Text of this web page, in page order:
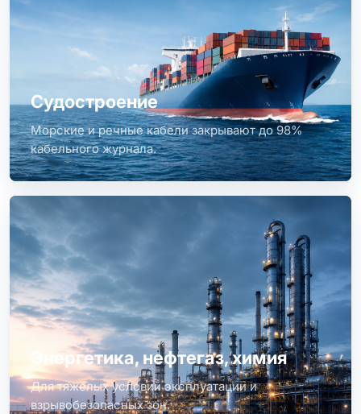
Судостроение
Морские и речные кабели закрывают до 98%
кабельного журнала.
Энергетика, нефтегаз, химия
Для тяжелых условий эксплуатации и
взрывобезопасных зон.